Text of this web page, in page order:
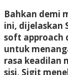
Bahkan demi
ini, dijelaskan
soft approach
untuk
rasa keadilan
sisi, Sigit